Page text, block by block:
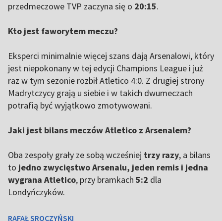
przedmeczowe TVP zaczyna się o 20:15.
Kto jest faworytem meczu?
Eksperci minimalnie więcej szans dają Arsenalowi, który
jest niepokonany w tej edycji Champions League i już
raz w tym sezonie rozbił Atletico 4:0. Z drugiej strony
Madrytczycy grają u siebie i w takich dwumeczach
potrafią być wyjątkowo zmotywowani.
Jaki jest bilans meczów Atletico z Arsenalem?
Oba zespoły grały ze sobą wcześniej trzy razy, a bilans
to jedno zwycięstwo Arsenalu, jeden remis i jedna
wygrana Atletico, przy bramkach 5:2 dla
Londyńczyków.
RAFAŁ SROCZYŃSKI